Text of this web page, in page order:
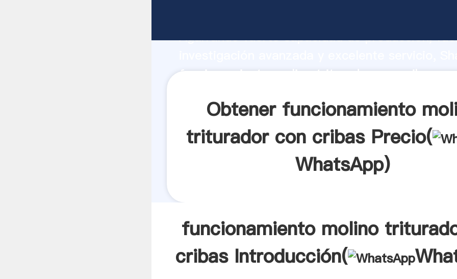
Agarrando fuerte capacidad de producción,
funcionamiento molino triturador con cribas
Obtener funcionamiento
triturador con cribas Precio(
WhatsApp)
funcionamiento molino
cribas Introducción(